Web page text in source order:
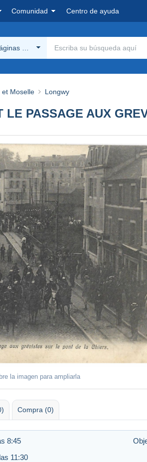
Comunidad Centro de ayuda
Delcampe
et Moselle Longwy
PASSAGE AUX
la imagen para ampliarla
Compra (0)
8:45
11:30